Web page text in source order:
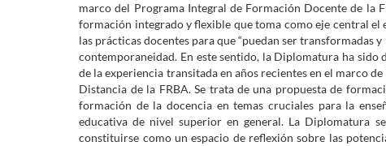
marco del Programa Integral de Formación Docente de la
formación integrado y flexible que toma como eje central
las prácticas docentes para que “puedan ser transformadas
contemporaneidad. En este sentido, la Diplomatura ha
de la experiencia transitada en años recientes en el marco
Distancia de la FRBA. Se trata de una propuesta de
formación de la docencia en temas cruciales para la
educativa de nivel superior en general. La Diplomatura
constituirse como un espacio de reflexión sobre las